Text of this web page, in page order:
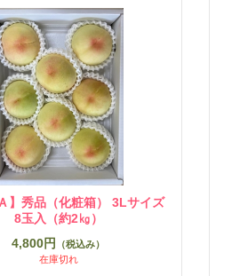
】秀品（化粧箱） 3Lサイズ
8玉入（約2㎏）
4,800円
（税込み）
在庫切れ